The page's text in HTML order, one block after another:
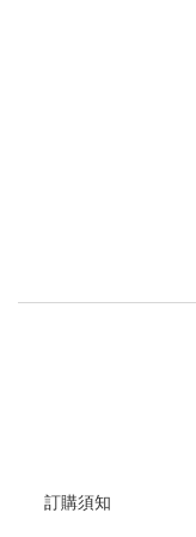
訂購須知